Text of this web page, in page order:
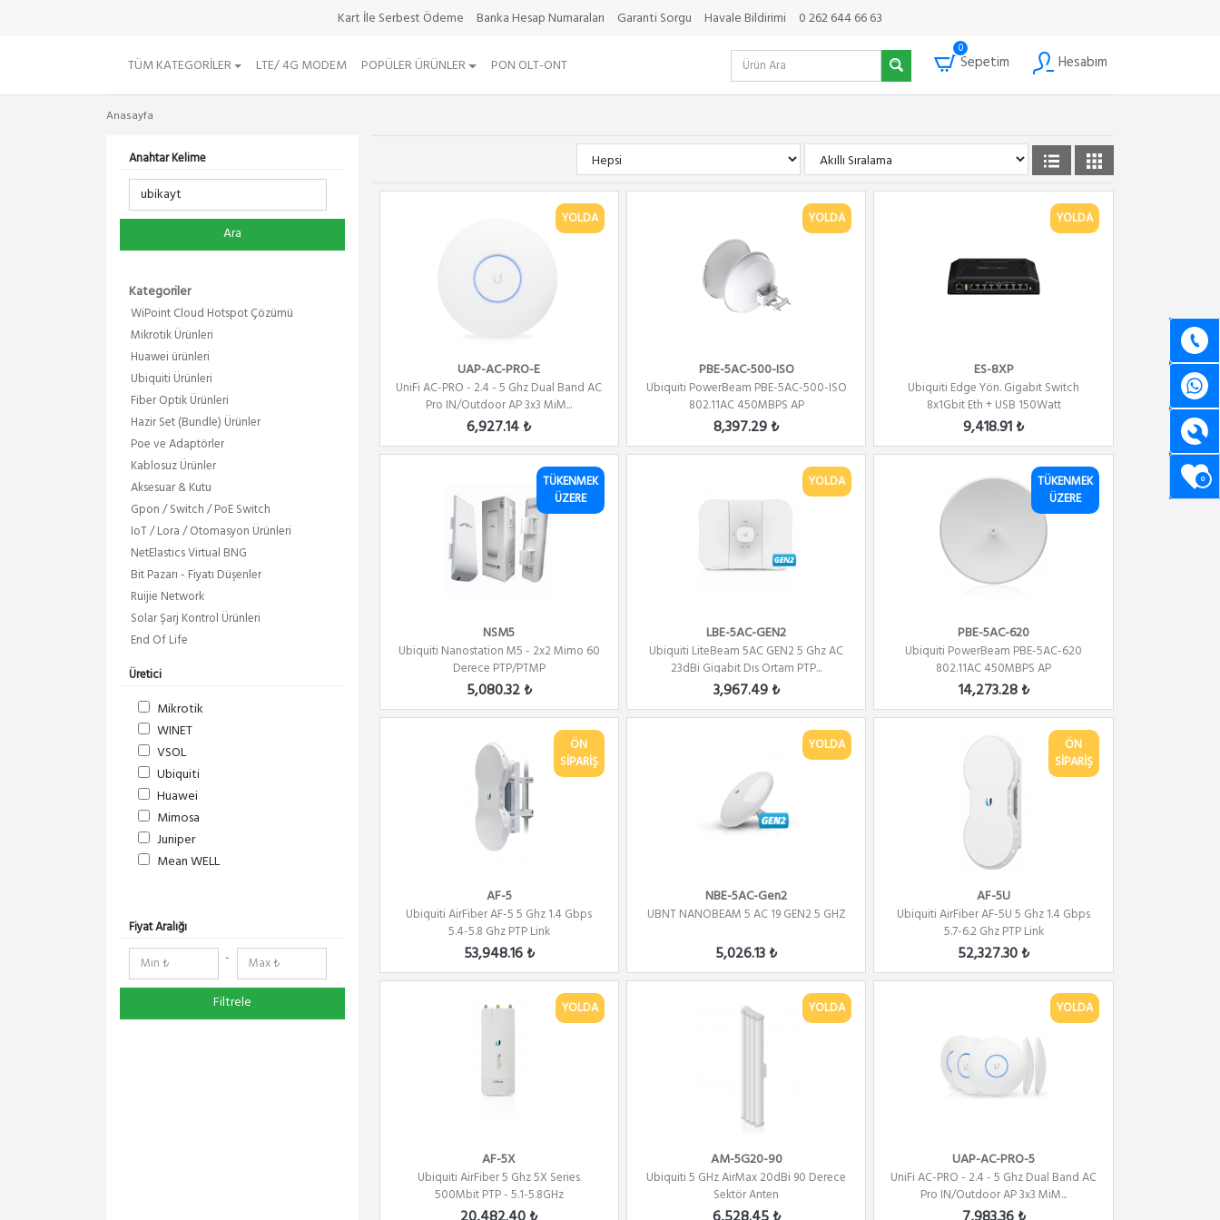
Kart İle Serbest Ödeme Banka Hesap Numaraları Garanti Sorgu Havale Bildirimi 0 262 644 66 63
TÜM KATEGORILER LTE/ 4G MODEM POPÜLER ÜRÜNLER PON OLT-ONT
0
Sepetim Hesabım
0
Anasayfa
Anahtar Kelime
Ara
Kategoriler
WiPoint Cloud Hotspot Çözümü
Mikrotik Ürünleri
Huawei ürünleri
Ubiquiti Ürünleri
Fiber Optik Ürünleri
Hazir Set (Bundle) Ürünler
Poe ve Adaptörler
Kablosuz Ürünler
Aksesuar & Kutu
Gpon / Switch / PoE Switch
IoT / Lora / Otomasyon Ürünleri
NetElastics Virtual BNG
Bit Pazarı - Fiyatı Düşenler
Ruijie Network
Solar Şarj Kontrol Ürünleri
End Of Life
Üretici
Mikrotik
WINET
VSOL
Ubiquiti
Huawei
Mimosa
Juniper
Mean WELL
RedLine
RF Elements
NetElastic
Paessler
TENDA
Fiyat Aralığı
-
Filtrele
YOLDA
UAP-AC-PRO-E
UniFi AC-PRO - 2.4 - 5 Ghz Dual Band AC
Pro IN/Outdoor AP 3x3 MiM...
6,927.14 ₺
YOLDA
PBE-5AC-500-ISO
Ubiquiti PowerBeam PBE-5AC-500-ISO
802.11AC 450MBPS AP
8,397.29 ₺
YOLDA
ES-8XP
Ubiquiti Edge Yön. Gigabit Switch
8x1Gbit Eth + USB 150Watt
9,418.91 ₺
TÜKENMEK
ÜZERE
NSM5
Ubiquiti Nanostation M5 - 2x2 Mimo 60
Derece PTP/PTMP
5,080.32 ₺
YOLDA
LBE-5AC-GEN2
Ubiquiti LiteBeam 5AC GEN2 5 Ghz AC
23dBi Gigabit Dış Ortam PTP...
3,967.49 ₺
TÜKENMEK
ÜZERE
PBE-5AC-620
Ubiquiti PowerBeam PBE-5AC-620
802.11AC 450MBPS AP
14,273.28 ₺
ÖN
SİPARİŞ
AF-5
Ubiquiti AirFiber AF-5 5 Ghz 1.4 Gbps
5.4-5.8 Ghz PTP Link
53,948.16 ₺
YOLDA
NBE-5AC-Gen2
UBNT NANOBEAM 5 AC 19 GEN2 5 GHZ
5,026.13 ₺
ÖN
SİPARİŞ
AF-5U
Ubiquiti AirFiber AF-5U 5 Ghz 1.4 Gbps
5.7-6.2 Ghz PTP Link
52,327.30 ₺
YOLDA
AF-5X
Ubiquiti AirFiber 5 Ghz 5X Series
500Mbit PTP - 5.1-5.8GHz
YOLDA
AM-5G20-90
Ubiquiti 5 GHz AirMax 20dBi 90 Derece
Sektör Anten
YOLDA
UAP-AC-PRO-5
UniFi AC-PRO - 2.4 - 5 Ghz Dual Band AC
Pro IN/Outdoor AP 3x3 MiM...